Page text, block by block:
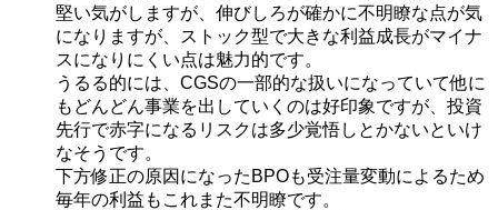
堅い気がしますが、伸びしろが確かに不明瞭な点が気
になりますが、ストック型で大きな利益成長がマイナ
スになりにくい点は魅力的です。
うるる的には、CGSの一部的な扱いになっていて他に
もどんどん事業を出していくのは好印象ですが、投資
先行で赤字になるリスクは多少覚悟しとかないといけ
なそうです。
下方修正の原因になったBPOも受注量変動によるため
毎年の利益もこれまた不明瞭です。